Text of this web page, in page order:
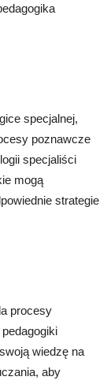
specjalnej,
poznawcze
specjaliści
mogą
strategie
procesy
wiedzę na
aby